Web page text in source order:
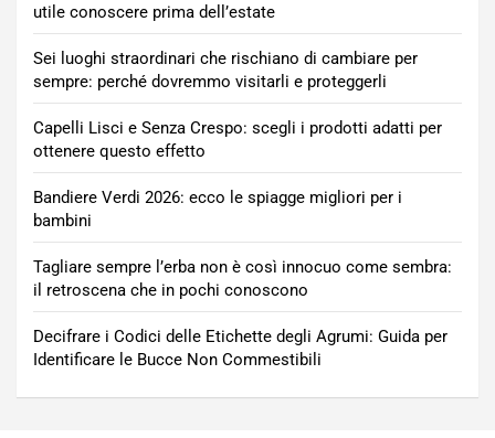
utile conoscere prima dell’estate
Sei luoghi straordinari che rischiano di cambiare per
sempre: perché dovremmo visitarli e proteggerli
Capelli Lisci e Senza Crespo: scegli i prodotti adatti per
ottenere questo effetto
Bandiere Verdi 2026: ecco le spiagge migliori per i
bambini
Tagliare sempre l’erba non è così innocuo come sembra:
il retroscena che in pochi conoscono
Decifrare i Codici delle Etichette degli Agrumi: Guida per
Identificare le Bucce Non Commestibili